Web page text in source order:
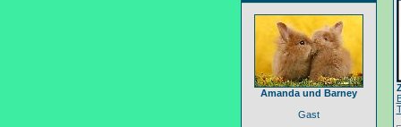
Amanda und Barney
Gast